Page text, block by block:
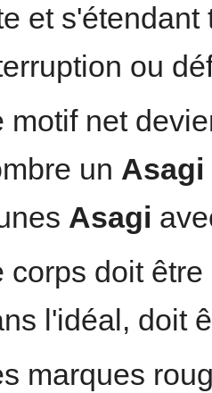
et
ou
motif net
un Asagi
Asagi
corps doit
l'idéal, doit
marques